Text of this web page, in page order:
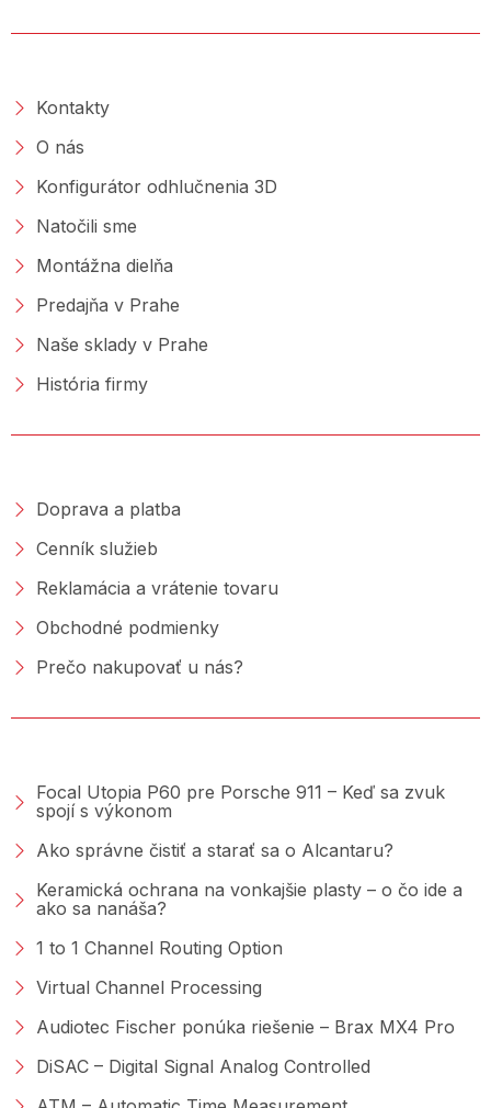
Kontakty
O nás
Konfigurátor odhlučnenia 3D
Natočili sme
Montážna dielňa
Predajňa v Prahe
Naše sklady v Prahe
História firmy
Doprava a platba
Cenník služieb
Reklamácia a vrátenie tovaru
Obchodné podmienky
Prečo nakupovať u nás?
Focal Utopia P60 pre Porsche 911 – Keď sa zvuk
spojí s výkonom
Ako správne čistiť a starať sa o Alcantaru?
Keramická ochrana na vonkajšie plasty – o čo ide a
ako sa nanáša?
1 to 1 Channel Routing Option
Virtual Channel Processing
Audiotec Fischer ponúka riešenie – Brax MX4 Pro
DiSAC – Digital Signal Analog Controlled